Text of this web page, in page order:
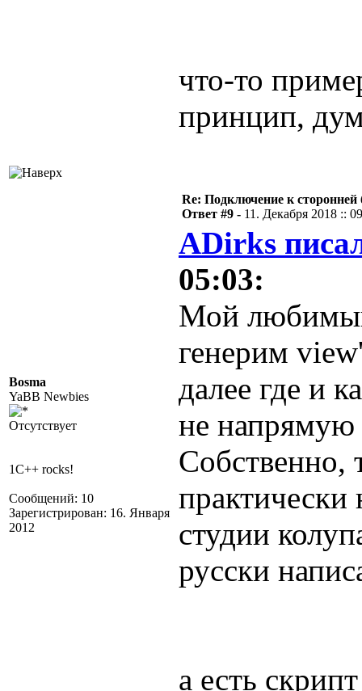
что-то
принцип,
Bosma
YaBB Newbies
Отсутствует
1C++ rocks!
Сообщений: 10
Зарегистрирован: 16. Января
2012
Re: Подключение к сторонней
Ответ #9 - 11. Декабря 2018 ::
ADirks
05:03:
Мой
генерим
далее где и
не напрямую
Собственно,
студии
русски
а есть